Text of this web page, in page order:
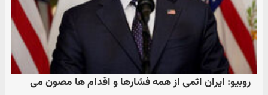
روبیو: ایران اتمی از همه فشارها و اقدام ها مصون می